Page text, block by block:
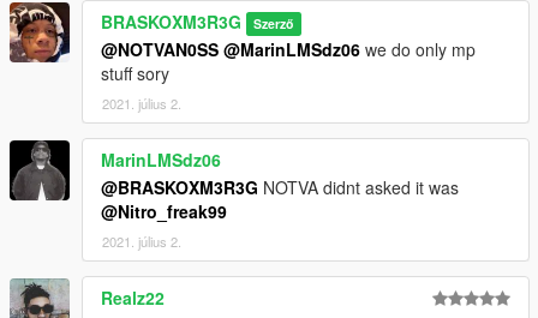
BRASKOXM3R3G Szerző
@NOTVAN0SS @MarinLMSdz06 we do only mp
stuff sory
2021. július 2.
MarinLMSdz06
@BRASKOXM3R3G NOTVA didnt asked it was
@Nitro_freak99
2021. július 2.
Realz22